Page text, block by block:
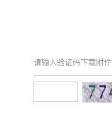
请输入验证码下载附件